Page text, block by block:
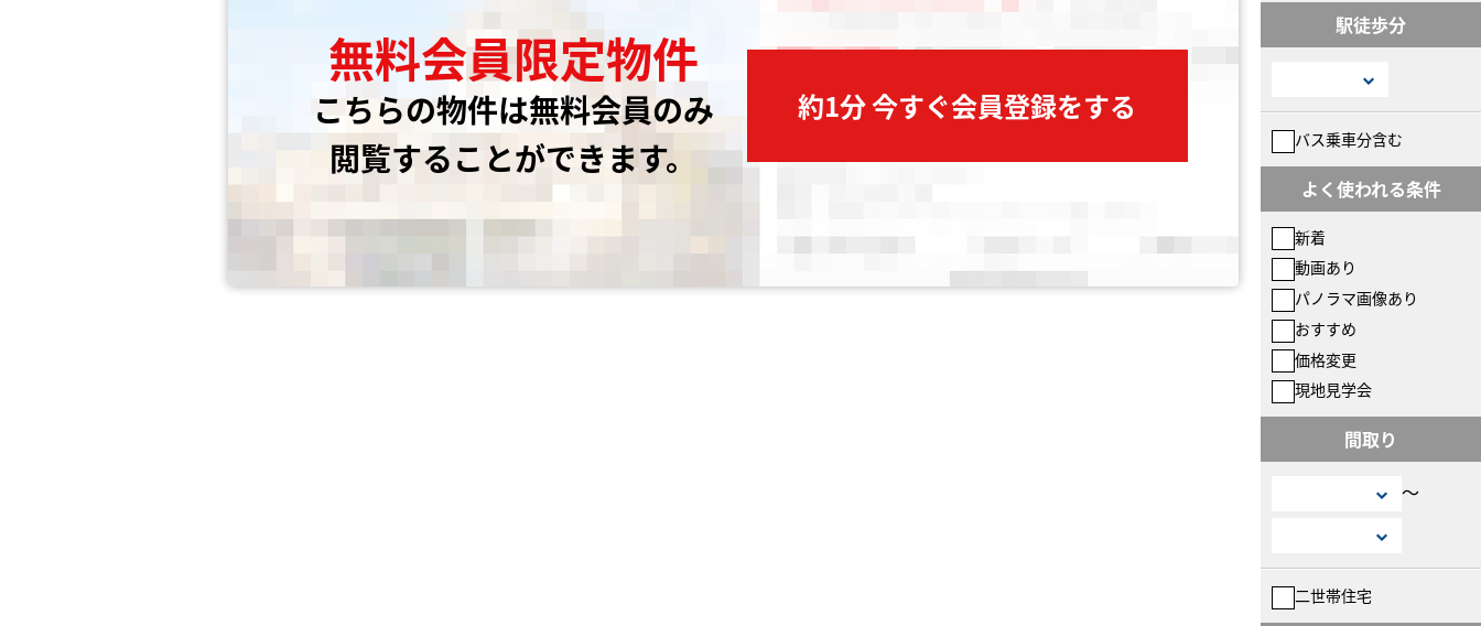
無料会員限定物件
こちらの物件は無料会員のみ
閲覧することができます。
約1分 今すぐ会員登録をする
駅徒歩分
バス乗車分含む
よく使われる条件
新着
動画あり
パノラマ画像あり
おすすめ
価格変更
現地見学会
間取り
〜
二世帯住宅